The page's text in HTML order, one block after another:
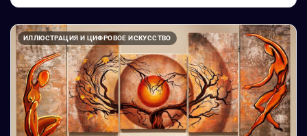
ИЛЛЮСТРАЦИЯ И ЦИФРОВОЕ ИСКУССТВО